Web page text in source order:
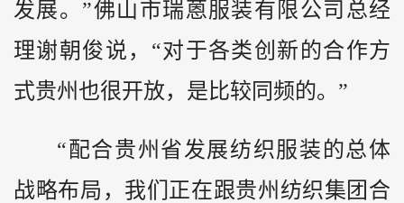
发展。”佛山市瑞蒽服装有限公司总经
理谢朝俊说，“对于各类创新的合作方
式贵州也很开放，是比较同频的。”
“配合贵州省发展纺织服装的总体
战略布局，我们正在跟贵州纺织集团合